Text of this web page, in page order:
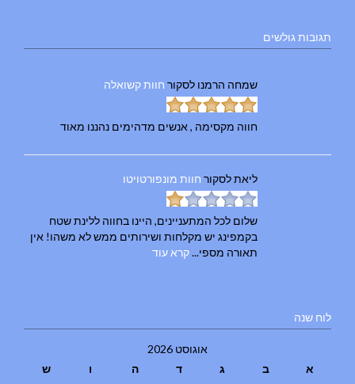
תגובות גולשים
שמחה הרמנו לסקור חוות קשואלה
חווה מקסימה , אנשים מדהימים נהננו מאוד
ליאתלסקור חוות מונפורטויטו
שלום לכל המתעניינים, היינו בחווה ללינת שטח
בקמפינג יש מקלחות ושירותים ממש לא משהו! אין
תאורה מספי...קרא עוד
לוח שנה
אוגוסט 2026
א
ב ג ד ה ו
ש